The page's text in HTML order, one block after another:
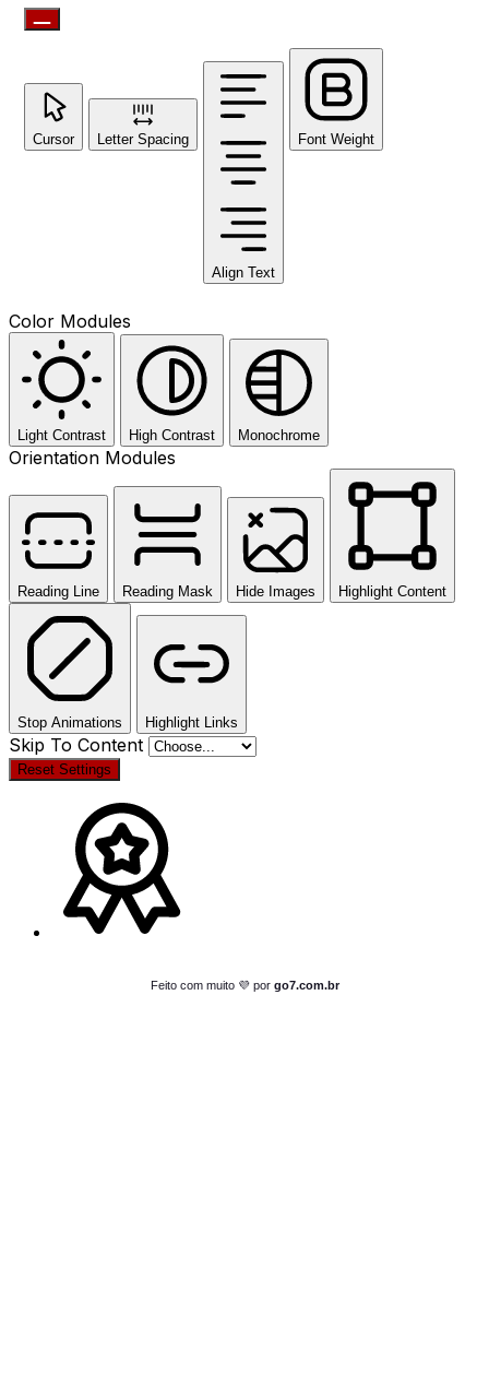
Cursor Letter Spacing
Align Text
Font Weight
Color Modules
Light Contrast High Contrast Monochrome
Orientation Modules
Reading Line Reading Mask Hide Images Highlight Content
Stop Animations Highlight Links
Skip To Content
Reset Settings
Feito com muito 💜 por go7.com.br